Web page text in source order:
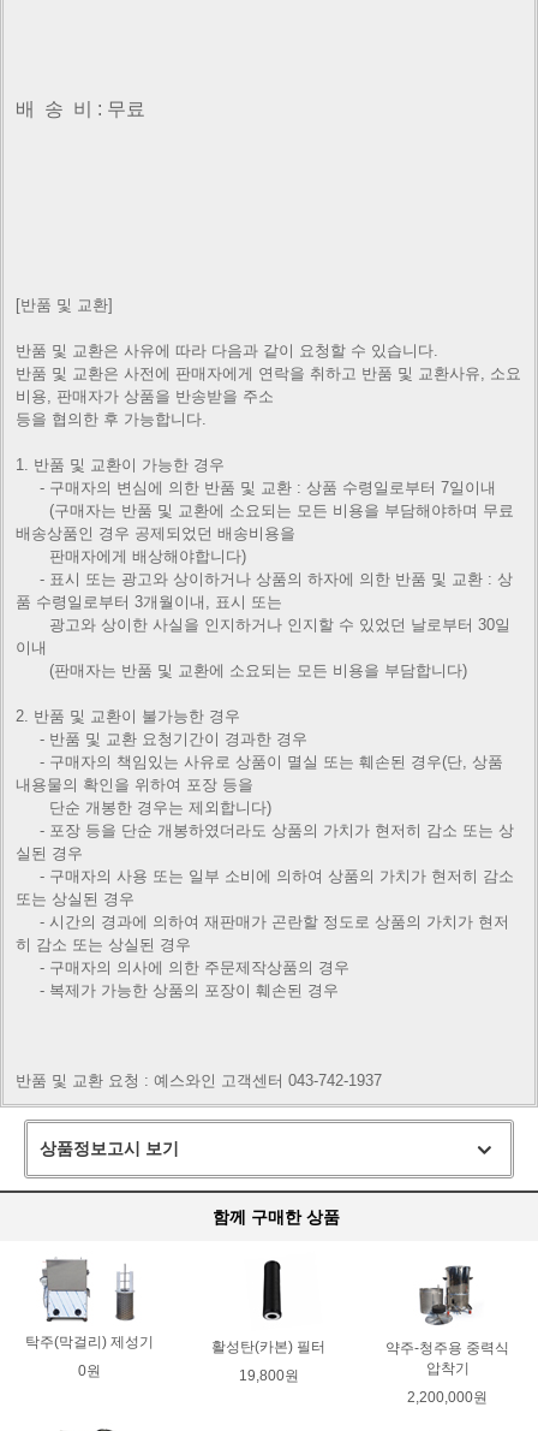
배 송 비 : 무료
[반품 및 교환]
반품 및 교환은 사유에 따라 다음과 같이 요청할 수 있습니다.
반품 및 교환은 사전에 판매자에게 연락을 취하고 반품 및 교환사유, 소요
비용, 판매자가 상품을 반송받을 주소
등을 협의한 후 가능합니다.
1. 반품 및 교환이 가능한 경우
- 구매자의 변심에 의한 반품 및 교환 : 상품 수령일로부터 7일이내
(구매자는 반품 및 교환에 소요되는 모든 비용을 부담해야하며 무료
배송상품인 경우 공제되었던 배송비용을
판매자에게 배상해야합니다)
- 표시 또는 광고와 상이하거나 상품의 하자에 의한 반품 및 교환 : 상
품 수령일로부터 3개월이내, 표시 또는
광고와 상이한 사실을 인지하거나 인지할 수 있었던 날로부터 30일
이내
(판매자는 반품 및 교환에 소요되는 모든 비용을 부담합니다)
2. 반품 및 교환이 불가능한 경우
- 반품 및 교환 요청기간이 경과한 경우
- 구매자의 책임있는 사유로 상품이 멸실 또는 훼손된 경우(단, 상품
내용물의 확인을 위하여 포장 등을
단순 개봉한 경우는 제외합니다)
- 포장 등을 단순 개봉하였더라도 상품의 가치가 현저히 감소 또는 상
실된 경우
- 구매자의 사용 또는 일부 소비에 의하여 상품의 가치가 현저히 감소
또는 상실된 경우
- 시간의 경과에 의하여 재판매가 곤란할 정도로 상품의 가치가 현저
히 감소 또는 상실된 경우
- 구매자의 의사에 의한 주문제작상품의 경우
- 복제가 가능한 상품의 포장이 훼손된 경우
반품 및 교환 요청 : 예스와인 고객센터 043-742-1937
상품정보고시 보기
함께 구매한 상품
탁주(막걸리) 제성기
0원
활성탄(카본) 필터
19,800원
약주-청주용 중력식
압착기
2,200,000원